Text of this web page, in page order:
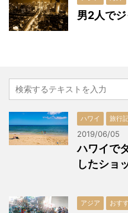
男2人で
ハワイ 旅行
2019/06/05
ハワイで
したショ
アジア おす